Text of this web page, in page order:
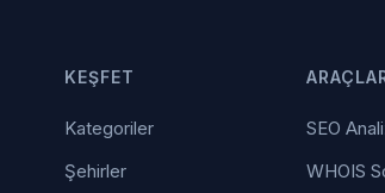
KEŞFET
Kategoriler
Şehirler
SEO
WHOIS